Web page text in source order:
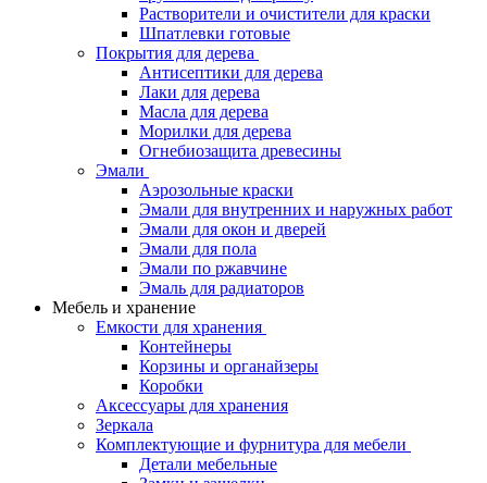
Растворители и очистители для краски
Шпатлевки готовые
Покрытия для дерева
Антисептики для дерева
Лаки для дерева
Масла для дерева
Морилки для дерева
Огнебиозащита древесины
Эмали
Аэрозольные краски
Эмали для внутренних и наружных работ
Эмали для окон и дверей
Эмали для пола
Эмали по ржавчине
Эмаль для радиаторов
Мебель и хранение
Емкости для хранения
Контейнеры
Корзины и органайзеры
Коробки
Аксессуары для хранения
Зеркала
Комплектующие и фурнитура для мебели
Детали мебельные